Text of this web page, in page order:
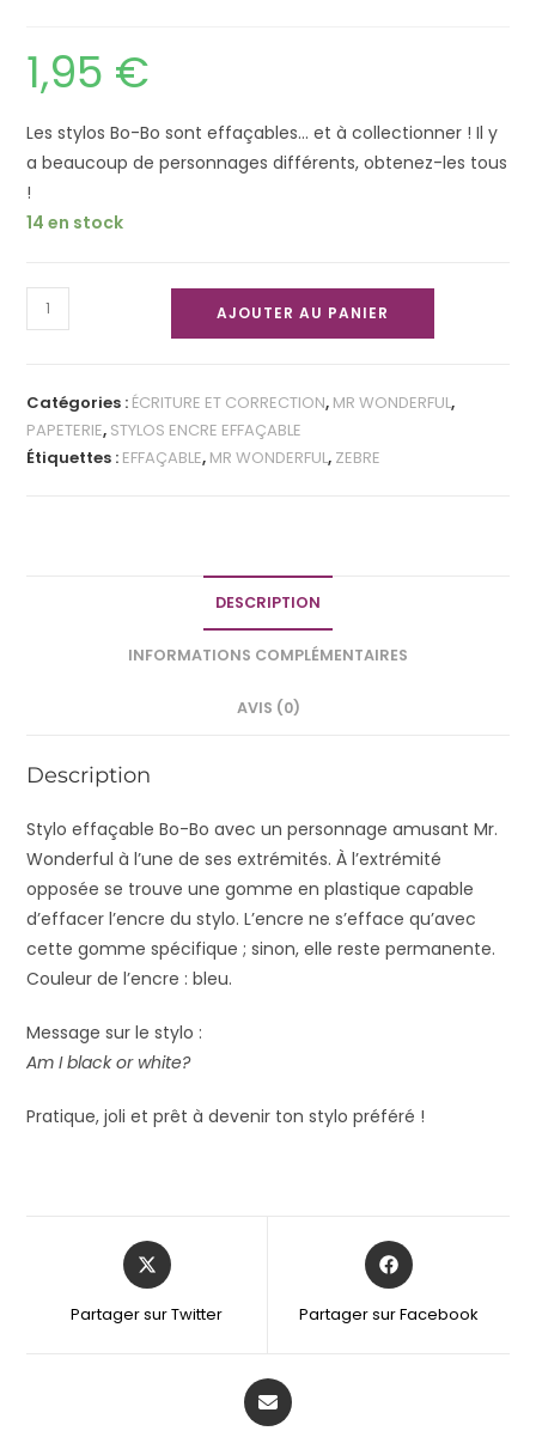
1,95 €
Les stylos Bo-Bo sont effaçables… et à collectionner ! Il y
a beaucoup de personnages différents, obtenez-les tous
!
14 en stock
AJOUTER AU PANIER
Catégories : ÉCRITURE ET CORRECTION, MR WONDERFUL,
PAPETERIE, STYLOS ENCRE EFFAÇABLE
Étiquettes : EFFAÇABLE, MR WONDERFUL, ZEBRE
DESCRIPTION
INFORMATIONS COMPLÉMENTAIRES
AVIS (0)
Description
Stylo effaçable Bo-Bo avec un personnage amusant Mr.
Wonderful à l’une de ses extrémités. À l’extrémité
opposée se trouve une gomme en plastique capable
d’effacer l’encre du stylo. L’encre ne s’efface qu’avec
cette gomme spécifique ; sinon, elle reste permanente.
Couleur de l’encre : bleu.
Message sur le stylo :
Am I black or white?
Pratique, joli et prêt à devenir ton stylo préféré !
Partager sur Twitter Partager sur Facebook